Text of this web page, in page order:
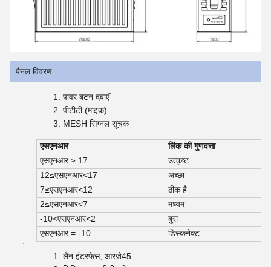
पैनल विवरण
पावर बटन दबाएँ
पीटीटी (माइक)
MESH सिग्नल सूचक
एसएनआर
लिंक की गुणवत्ता
एसएनआर ≥ 17
उत्कृष्ट
12≤एसएनआर<17
अच्छा
7≤एसएनआर<12
ठीक है
2≤एसएनआर<7
मध्यम
-10<एसएनआर<2
बुरा
एसएनआर = -10
डिस्कनेक्ट
लैन इंटरफेस, आरजे45